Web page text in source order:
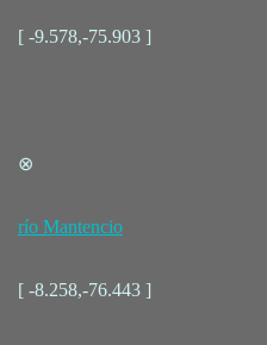
[ -9.578,-75.903 ]
⊗
río Mantencio
[ -8.258,-76.443 ]